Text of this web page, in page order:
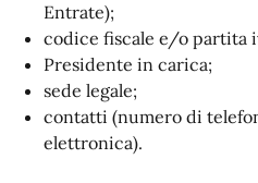
Entrate);
codice fiscale e/o partita
Presidente in carica;
sede legale;
contatti (numero di
elettronica).